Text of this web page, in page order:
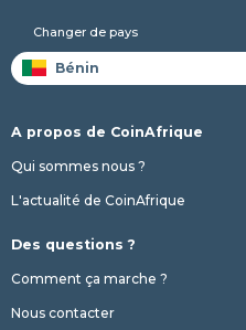
Changer de pays
A propos de CoinAfrique
Qui sommes nous ?
L'actualité de CoinAfrique
Des questions ?
Comment ça marche ?
Nous contacter